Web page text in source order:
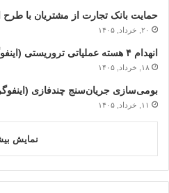
حمایت بانک تجارت از مشتریان با طرح
۲۰, خرداد, ۱۴۰۵
انهدام ۴ هسته عملیاتی تروریستی (اینفوگرافیک)
۱۸, خرداد, ۱۴۰۵
بومی‌سازی جریان‌سنج چندفازی
۱۱, خرداد, ۱۴۰۵
نمایش